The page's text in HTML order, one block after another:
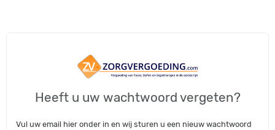
Heeft u uw wachtwoord vergeten?
Vul uw email hier onder in en wij sturen u een nieuw wachtwoord